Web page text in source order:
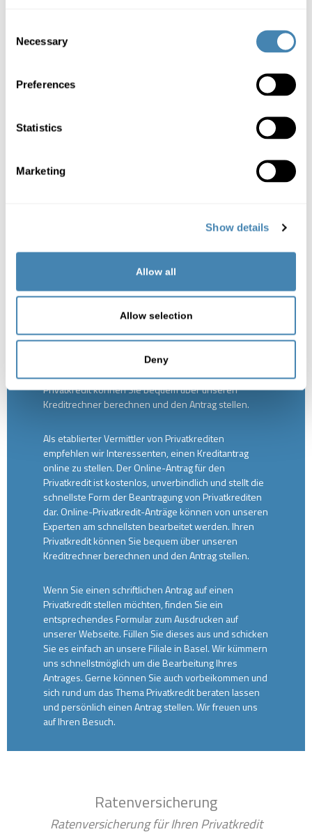
Selection
Necessary
Preferences
Statistics
Marketing
Show details
Allow all
Allow selection
Deny
Ihr Antrag auf einen Privatkredit wird umgehend bearbeitet. Sobald
Info: Ihr Kredit-Antrag wird innerhalb von 4 Stunden entschieden,
empfehlen wir Interessenten, einen Kreditantrag
online zu stellen. Der Online-Antrag für den
Privatkredit ist kostenlos, unverbindlich und stellt die
schnellste Form der Beantragung von Privatkrediten
dar. Online-Privatkredit-Anträge können von unseren
Experten am schnellsten bearbeitet werden. Ihren
Privatkredit können Sie bequem über unseren
Kreditrechner berechnen und den Antrag stellen.
Als etablierter Vermittler von Privatkrediten
empfehlen wir Interessenten, einen Kreditantrag
online zu stellen. Der Online-Antrag für den
Privatkredit ist kostenlos, unverbindlich und stellt die
schnellste Form der Beantragung von Privatkrediten
dar. Online-Privatkredit-Anträge können von unseren
Experten am schnellsten bearbeitet werden. Ihren
Privatkredit können Sie bequem über unseren
Kreditrechner berechnen und den Antrag stellen.
Wenn Sie einen schriftlichen Antrag auf einen
Privatkredit stellen möchten, finden Sie ein
entsprechendes Formular zum Ausdrucken auf
unserer Webseite. Füllen Sie dieses aus und schicken
Sie es einfach an unsere Filiale in Basel. Wir kümmern
uns schnellstmöglich um die Bearbeitung Ihres
Antrages. Gerne können Sie auch vorbeikommen und
sich rund um das Thema Privatkredit beraten lassen
und persönlich einen Antrag stellen. Wir freuen uns
auf Ihren Besuch.
Ratenversicherung
Ratenversicherung für Ihren Privatkredit